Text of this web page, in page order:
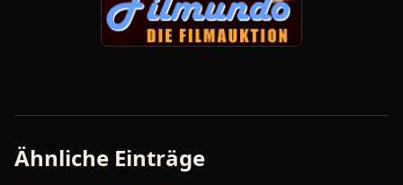
Ähnliche Einträge